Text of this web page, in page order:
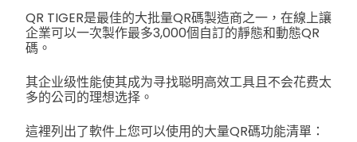
QR TIGER是最佳的大批量QR碼製造商之一，在線上讓
企業可以一次製作最多3,000個自訂的靜態和動態QR
碼。
其企业级性能使其成为寻找聪明高效工具且不会花费太
多的公司的理想选择。
這裡列出了軟件上您可以使用的大量QR碼功能清單：